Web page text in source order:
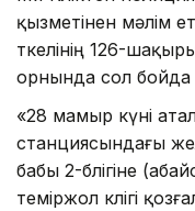
қызметінен мәлім
өткелінің 126-
орнында сол бойда
«28 мамыр күні
станциясындағы
бабы 2-бөлігіне
теміржол көлігі